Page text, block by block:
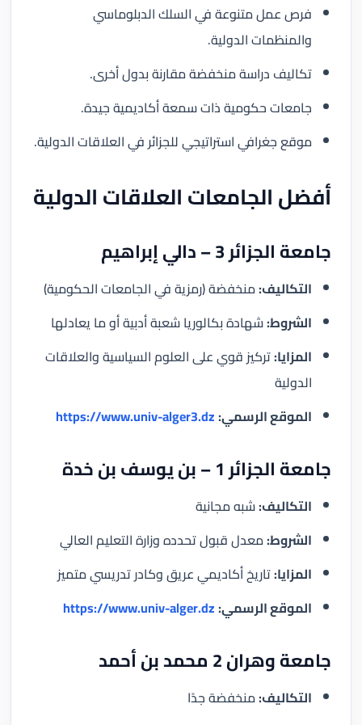
فرص عمل متنوعة في السلك الدبلوماسي
والمنظمات الدولية.
تكاليف دراسة منخفضة مقارنة بدول أخرى.
جامعات حكومية ذات سمعة أكاديمية جيدة.
موقع جغرافي استراتيجي للجزائر في العلاقات الدولية.
أفضل الجامعات العلاقات الدولية
جامعة الجزائر 3 – دالي إبراهيم
التكاليف:منخفضة (رمزية في الجامعات الحكومية)
الشروط:شهادة بكالوريا شعبة أدبية أو ما يعادلها
المزايا:تركيز قوي على العلوم السياسية والعلاقات
الدولية
الموقع الرسمي:https://www.univ-alger3.dz
جامعة الجزائر 1 – بن يوسف بن خدة
التكاليف:شبه مجانية
الشروط:معدل قبول تحدده وزارة التعليم العالي
المزايا:تاريخ أكاديمي عريق وكادر تدريسي متميز
الموقع الرسمي:https://www.univ-alger.dz
جامعة وهران 2 محمد بن أحمد
التكاليف:منخفضة جدًا